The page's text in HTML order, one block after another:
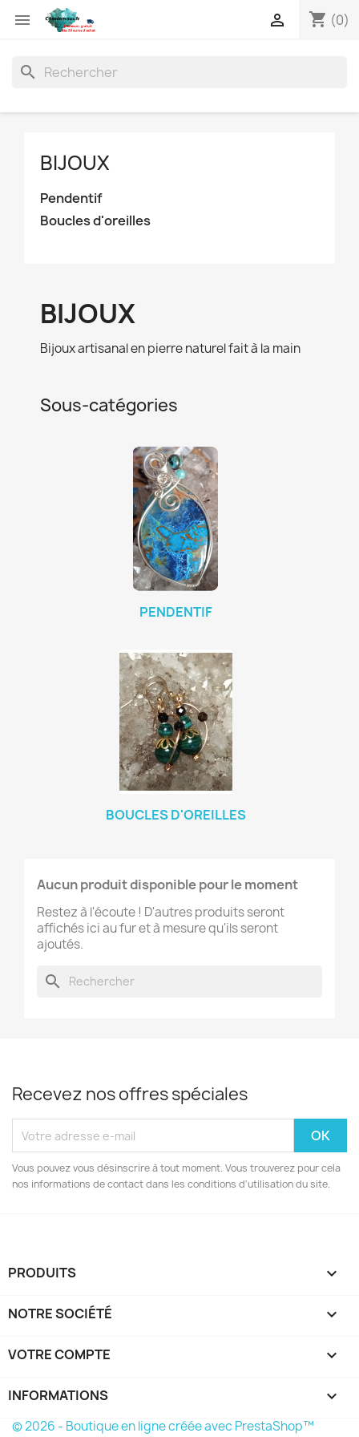
 shopping_cart (0)

search
BIJOUX
Pendentif
Boucles d'oreilles
BIJOUX
Bijoux artisanal en pierre naturel fait à la main
Sous-catégories
PENDENTIF
BOUCLES D'OREILLES
Aucun produit disponible pour le moment
Restez à l'écoute ! D'autres produits seront
affichés ici au fur et à mesure qu'ils seront
ajoutés.
search
Recevez nos offres spéciales
Vous pouvez vous désinscrire à tout moment. Vous trouverez pour cela
nos informations de contact dans les conditions d'utilisation du site.
PRODUITS 
NOTRE SOCIÉTÉ 
VOTRE COMPTE 
INFORMATIONS keyboard_arrow_down
© 2026 - Boutique en ligne créée avec PrestaShop™